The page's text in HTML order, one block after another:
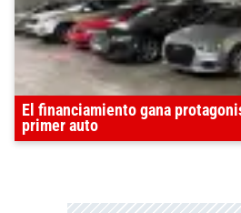
El financiamiento gana
primer auto